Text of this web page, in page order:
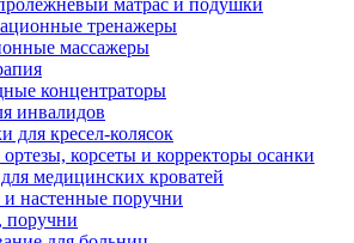
тренажеры
массажеры
концентраторы
инвалидов
для кресел-колясок
корсеты и корректоры осанки
медицинских кроватей
настенные поручни
поручни